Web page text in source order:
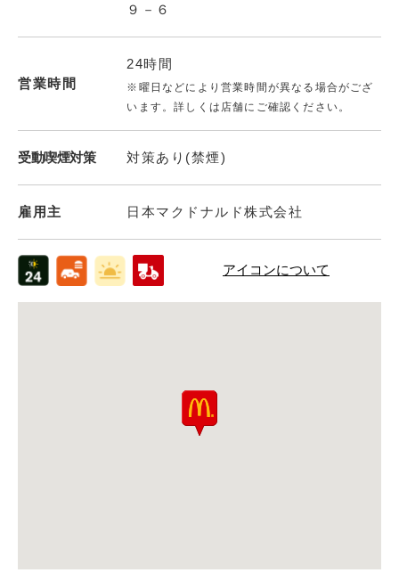
９－６
営業時間
24時間
※曜日などにより営業時間が異なる場合がござ
います。詳しくは店舗にご確認ください。
受動喫煙対策 対策あり(禁煙)
雇用主 日本マクドナルド株式会社
アイコンについて